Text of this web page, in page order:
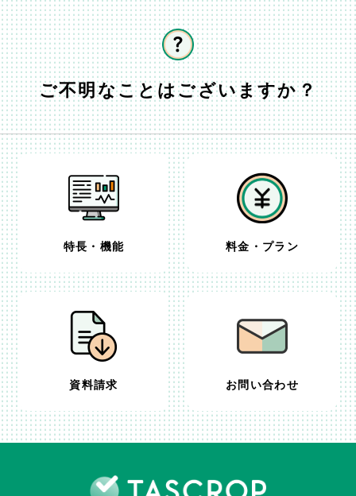
ご不明なことはございますか？
特長・機能 料金・プラン
資料請求 お問い合わせ